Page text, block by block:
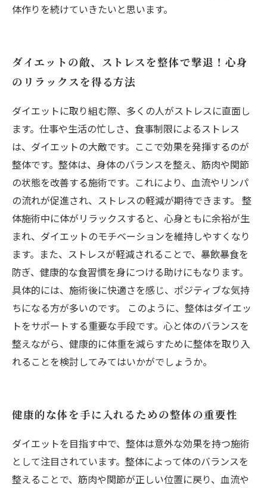
体作りを続けていきたいと思います。
ダイエットの敵、ストレスを整体で撃退！心身
のリラックスを得る方法
ダイエットに取り組む際、多くの人がストレスに直面し
ます。仕事や生活の忙しさ、食事制限によるストレス
は、ダイエットの大敵です。ここで効果を発揮するのが
整体です。整体は、身体のバランスを整え、筋肉や関節
の状態を改善する施術です。これにより、血流やリンパ
の流れが促進され、ストレスの軽減が期待できます。 整
体施術中に体がリラックスすると、心身ともに余裕が生
まれ、ダイエットのモチベーションを維持しやすくなり
ます。また、ストレスが軽減されることで、暴飲暴食を
防ぎ、健康的な食習慣を身につける助けにもなります。
具体的には、施術後に快適さを感じ、ポジティブな気持
ちになる方が多いのです。 このように、整体はダイエッ
トをサポートする重要な手段です。心と体のバランスを
整えながら、健康的に体重を減らすために整体を取り入
れることを検討してみてはいかがでしょうか。
健康的な体を手に入れるための整体の重要性
ダイエットを目指す中で、整体は意外な効果を持つ施術
として注目されています。整体によって体のバランスを
整えることで、筋肉や関節が正しい位置に戻り、血流や